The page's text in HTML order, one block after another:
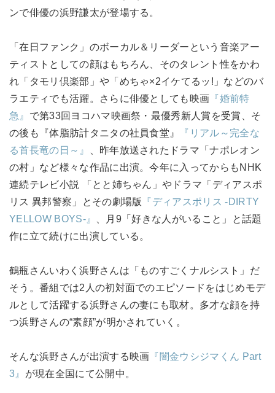
ンで俳優の浜野謙太が登場する。
「在日ファンク」のボーカル＆リーダーという音楽アー
ティストとしての顔はもちろん、そのタレント性をかわ
れ「タモリ倶楽部」や「めちゃ×2イケてるッ!」などのバ
ラエティでも活躍。さらに俳優としても映画 『婚前特
急』 で第33回ヨコハマ映画祭・最優秀新人賞を受賞、そ
の後も『体脂肪計タニタの社員食堂』
『リアル～完全な
る首長竜の日～』
、昨年放送されたドラマ「ナポレオン
の村」など様々な作品に出演。今年に入ってからもNHK
連続テレビ小説 「とと姉ちゃん」やドラマ「ディアスポ
リス 異邦警察」とその劇場版
『ディアスポリス -DIRTY
YELLOW BOYS-』
、月9「好きな人がいること」と話題
作に立て続けに出演している。
鶴瓶さんいわく浜野さんは「ものすごくナルシスト」だ
そう。番組では2人の初対面でのエピソードをはじめモデ
ルとして活躍する浜野さんの妻にも取材。多才な顔を持
つ浜野さんの“素顔”が明かされていく。
そんな浜野さんが出演する映画 『闇金ウシジマくん Part
3』 が現在全国にて公開中。